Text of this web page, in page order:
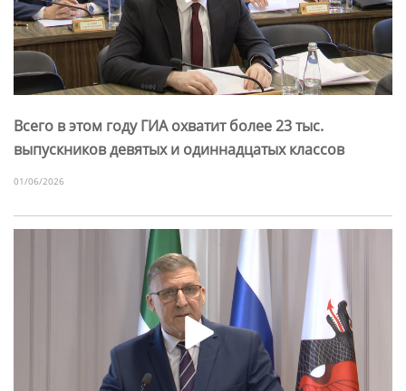
Всего в этом году ГИА охватит более 23 тыс.
выпускников девятых и одиннадцатых классов
01/06/2026